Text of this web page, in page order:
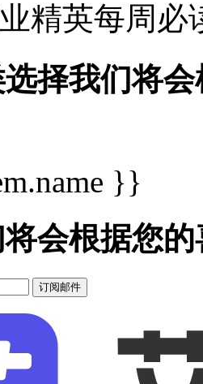
精英每周
择我们将
}}
会根据您
订阅邮件